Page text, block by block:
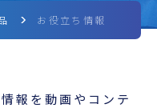
お役立ち情報
報を動画やコンテ